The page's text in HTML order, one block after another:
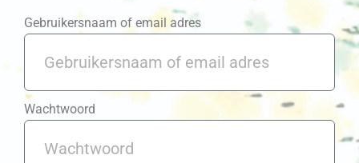
Gebruikersnaam of email adres
Wachtwoord